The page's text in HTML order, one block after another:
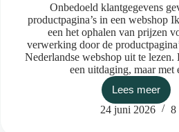
Onbedoeld klantgegevens
productpagina’s in een webshop
een het ophalen van prijzen
verwerking door de
Nederlandse webshop uit te lezen.
een uitdaging, maar
Lees meer
Datalek
24 juni 2026 8